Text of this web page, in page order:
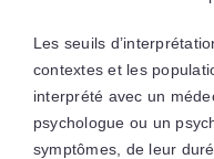
Les seuils
contextes et les
interprété avec un
psychologue ou un
symptômes, de leur